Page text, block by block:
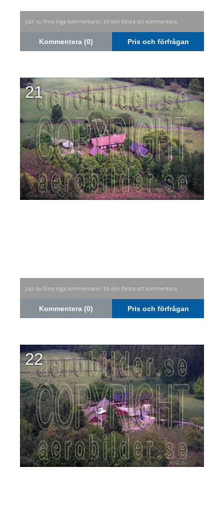
Just nu finns inga kommentarer, bli den första att kommentera.
Kommentera (0) Pris och förfrågan
21
Just nu finns inga kommentarer, bli den första att kommentera.
Kommentera (0) Pris och förfrågan
22